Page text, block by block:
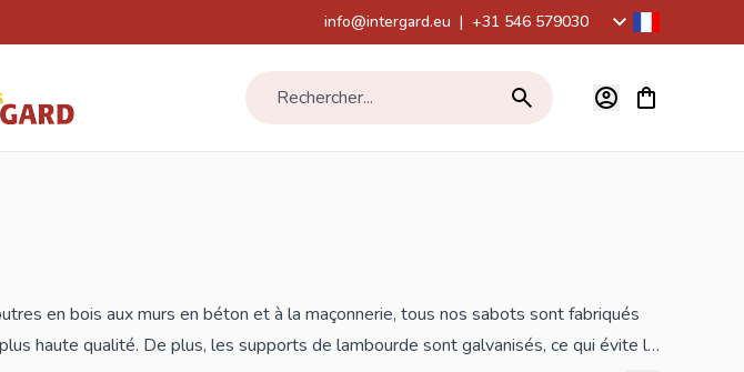
info@intergard.eu | +31 546 579030
Rechercher... Voir le
en bois aux murs en béton et à la maçonnerie, tous nos sabots sont fabriqués
haute qualité. De plus, les supports de lambourde sont galvanisés, ce qui évite la